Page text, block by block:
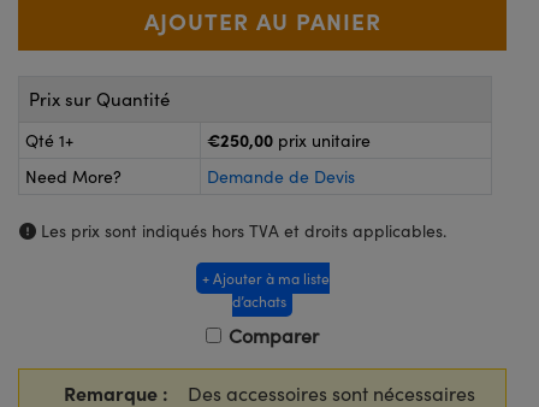
de Poche ou à Mesure Directe
: Microscopie
pour Caméras
: Caméras
Optiques Lightpath
Prix sur Quantité
Qté 1+ €250,00 prix unitaire
Need More?
Demande de Devis
Les prix sont indiqués hors TVA et droits applicables.
+ Ajouter à ma liste
d’achats
Comparer
Remarque :
Des accessoires sont nécessaires